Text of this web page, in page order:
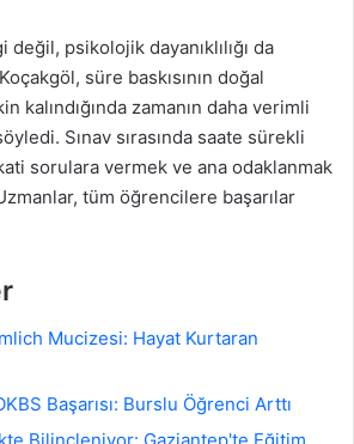
değil, psikolojik dayanıklılığı da
süre baskısının doğal
kalındığında zamanın daha verimli
Sınav sırasında saate sürekli
sorulara vermek ve ana odaklanmak
tüm öğrencilere başarılar
Mucizesi: Hayat Kurtaran
Başarısı: Burslu Öğrenci Arttı